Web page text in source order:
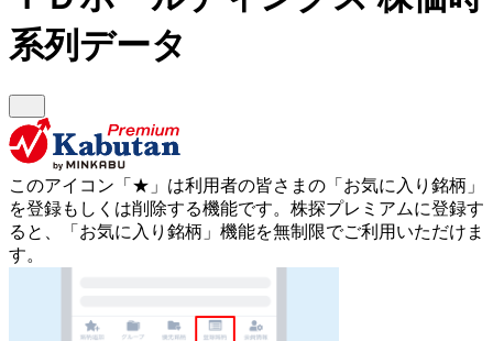
系列データ
このアイコン 「★」 は利用者の皆さまの 「お気に入り銘柄」
を登録もしくは削除する機能です。 株探プレミアムに登録す
ると、「お気に入り銘柄」機能を無制限でご利用いただけま
す。